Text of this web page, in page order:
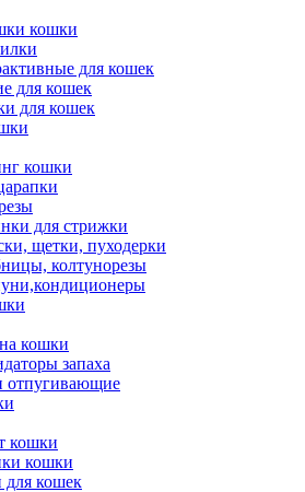
кошки
для кошек
для кошек
для кошек
кошки
для стрижки
щетки, пуходерки
колтунорезы
кошки
запаха
отпугивающие
кошки
кошки
для кошек